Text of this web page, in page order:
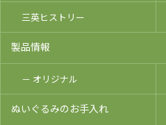
三英ヒストリー
製品情報
－ オリジナル
ぬいぐるみのお手入れ